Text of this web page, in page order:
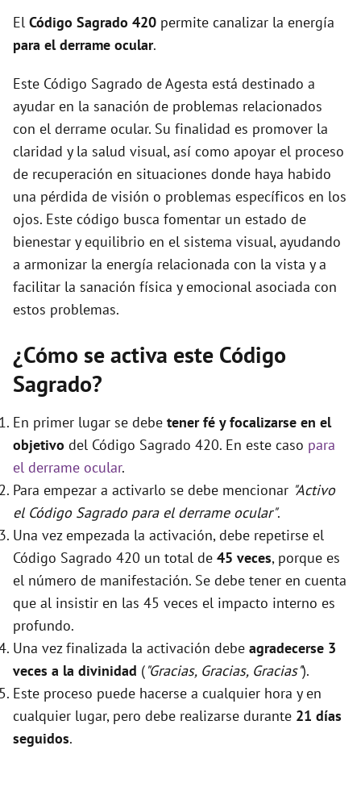
e
o
El Código Sagrado 420 permite canalizar la energía
para el derrame ocular.
Este Código Sagrado de Agesta está destinado a
ayudar en la sanación de problemas relacionados
con el derrame ocular. Su finalidad es promover la
claridad y la salud visual, así como apoyar el proceso
de recuperación en situaciones donde haya habido
una pérdida de visión o problemas específicos en los
ojos. Este código busca fomentar un estado de
bienestar y equilibrio en el sistema visual, ayudando
a armonizar la energía relacionada con la vista y a
facilitar la sanación física y emocional asociada con
estos problemas.
¿Cómo se activa este Código
Sagrado?
En primer lugar se debe tener fé y focalizarse en el
objetivo del Código Sagrado 420. En este caso para
el derrame ocular.
Para empezar a activarlo se debe mencionar "Activo
el Código Sagrado para el derrame ocular".
Una vez empezada la activación, debe repetirse el
Código Sagrado 420 un total de 45 veces, porque es
el número de manifestación. Se debe tener en cuenta
que al insistir en las 45 veces el impacto interno es
profundo.
Una vez finalizada la activación debe agradecerse 3
veces a la divinidad ("Gracias, Gracias, Gracias").
Este proceso puede hacerse a cualquier hora y en
cualquier lugar, pero debe realizarse durante 21 días
seguidos.